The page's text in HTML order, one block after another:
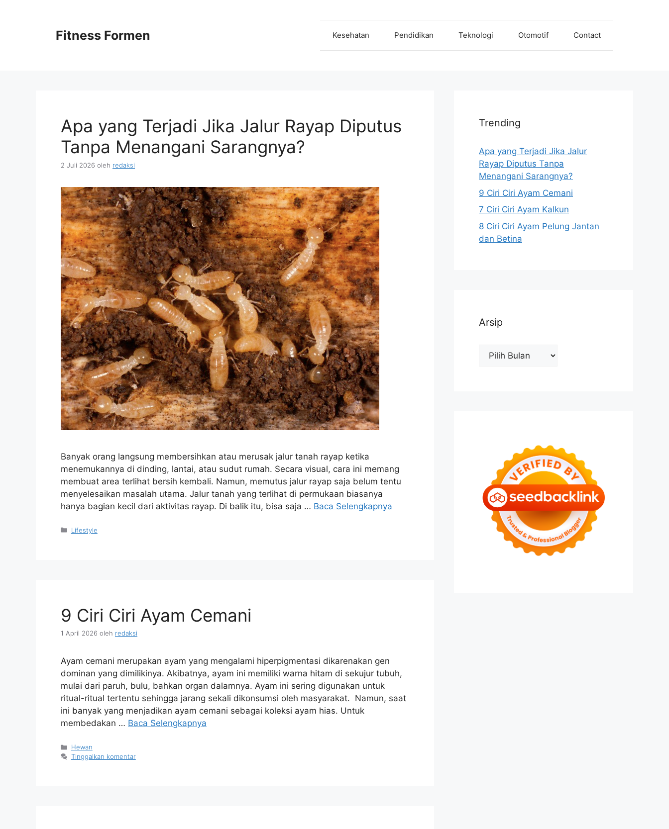
Fitness Formen Kesehatan Pendidikan Teknologi Otomotif Contact
Apa yang Terjadi Jika Jalur Rayap Diputus
Tanpa Menangani Sarangnya?
2 Juli 2026 oleh redaksi
Banyak orang langsung membersihkan atau merusak jalur tanah rayap ketika
menemukannya di dinding, lantai, atau sudut rumah. Secara visual, cara ini memang
membuat area terlihat bersih kembali. Namun, memutus jalur rayap saja belum tentu
menyelesaikan masalah utama. Jalur tanah yang terlihat di permukaan biasanya
hanya bagian kecil dari aktivitas rayap. Di balik itu, bisa saja … Baca Selengkapnya
Kategori
Lifestyle
9 Ciri Ciri Ayam Cemani
1 April 2026 oleh redaksi
Ayam cemani merupakan ayam yang mengalami hiperpigmentasi dikarenakan gen
dominan yang dimilikinya. Akibatnya, ayam ini memiliki warna hitam di sekujur tubuh,
mulai dari paruh, bulu, bahkan organ dalamnya. Ayam ini sering digunakan untuk
ritual-ritual tertentu sehingga jarang sekali dikonsumsi oleh masyarakat. Namun, saat
ini banyak yang menjadikan ayam cemani sebagai koleksi ayam hias. Untuk
membedakan … Baca Selengkapnya
Kategori
Hewan
Tinggalkan komentar
Trending
Apa yang Terjadi Jika Jalur
Rayap Diputus Tanpa
Menangani Sarangnya?
9 Ciri Ciri Ayam Cemani
7 Ciri Ciri Ayam Kalkun
8 Ciri Ciri Ayam Pelung Jantan
dan Betina
Arsip
Arsip